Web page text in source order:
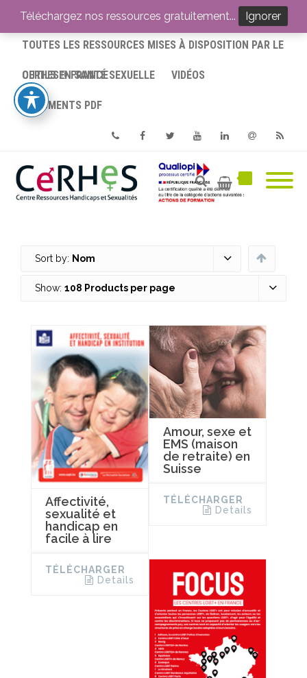
ACCUEIL
TOUTES LES RESSOURCES MISES À DISPOSITION PAR LE
CERHES® FRANCE
OUTILS EN SANTÉ SEXUELLE VIDÉOS
DOCUMENTS PDF
PhoneFacebookTwitterYoutube
Sort by: Nom
Show: 108 Products per page
Affectivité,
sexualité et
handicap en
facile à lire
TÉLÉCHARGER
Details
Amour, sexe et
EMS (maison
de retraite) en
Suisse
TÉLÉCHARGER
Details
Téléchargez nos ressources gratuitement... Ignorer